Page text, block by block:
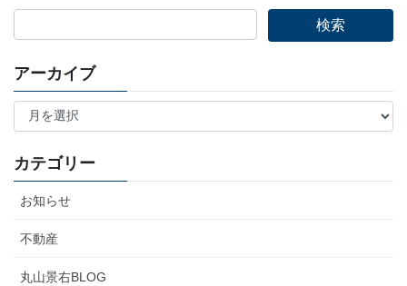
アーカイブ
ア
イ
カテゴリー
お知らせ
不動産
丸山景右BLOG